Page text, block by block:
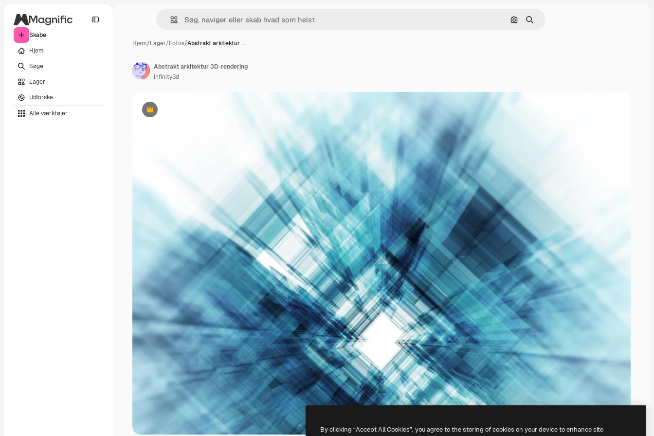
Skabe
Hjem
Søge
Lager
Udforske
Alle værktøjer
Søg efter billede
Søge
Hjem/Lager/Fotos/Abstrakt arkitektur …
Præmie
Abstrakt arkitektur 3D-rendering
infinity3d
By clicking “Accept All Cookies”, you agree to the storing of cookies on your device to enhance site